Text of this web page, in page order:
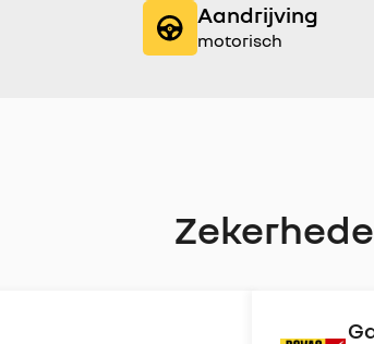
Aandrijving
motorisch